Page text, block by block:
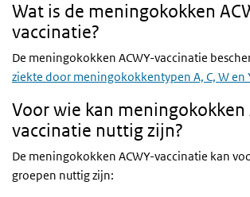
Wat is de meningokokken
vaccinatie?
De meningokokken ACWY-vaccinatie
ziekte door meningokokkentypen A, C, W en
Voor wie kan meningokokken
vaccinatie nuttig zijn?
De meningokokken ACWY-vaccinatie kan
groepen nuttig zijn: